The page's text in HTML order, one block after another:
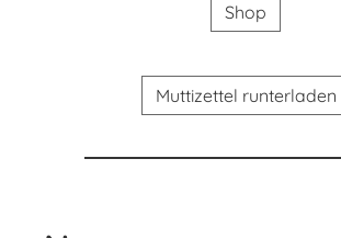
Shop
Muttizettel runterladen